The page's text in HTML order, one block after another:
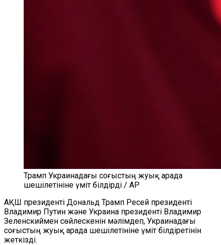
Трамп Украинадағы соғыстың жуық арада
шешілетініне үміт білдірді / AP
АҚШ президенті Дональд Трамп Ресей президенті
Владимир Путин және Украина президенті Владимир
Зеленскиймен сөйлескенін мәлімдеп, Украинадағы
соғыстың жуық арада шешілетініне үміт білдіретінін
жеткізді.